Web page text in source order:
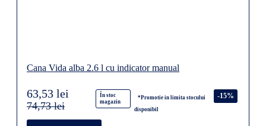
Cana Vida alba 2.6 l cu indicator manual
În stoc
magazin
*Promotie in limita stocului
disponibil
-15%
63,53 lei
74,73 lei